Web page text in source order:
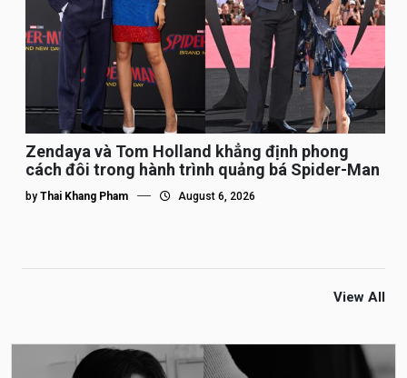
Zendaya và Tom Holland khẳng định phong
cách đôi trong hành trình quảng bá Spider-Man
by Thai Khang Pham August 6, 2026
View All